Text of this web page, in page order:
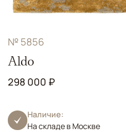
№ 5856
Aldo
298 000 ₽
Наличие:
На складе в Москве